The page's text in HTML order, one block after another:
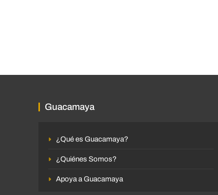
Guacamaya
¿Qué es Guacamaya?
¿Quiénes Somos?
Apoya a Guacamaya